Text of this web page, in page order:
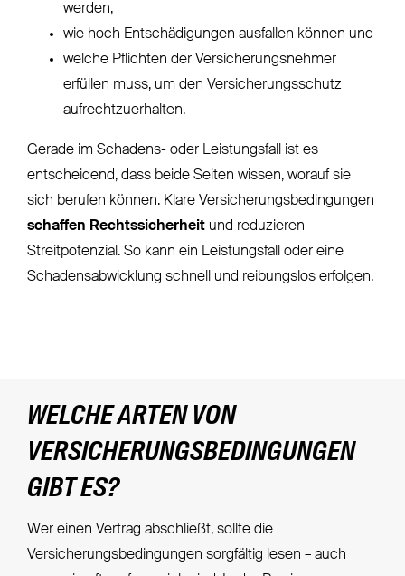
werden,
wie hoch Entschädigungen ausfallen können und
welche Pflichten der Versicherungsnehmer
erfüllen muss, um den Versicherungsschutz
aufrechtzuerhalten.
Gerade im Schadens- oder Leistungsfall ist es
entscheidend, dass beide Seiten wissen, worauf sie
sich berufen können. Klare Versicherungsbedingungen
schaffen Rechtssicherheitund reduzieren
Streitpotenzial. So kann ein Leistungsfall oder eine
Schadensabwicklung schnell und reibungslos erfolgen.
WELCHE ARTEN VON
VERSICHERUNGSBEDINGUNGEN
GIBT ES?
Wer einen Vertrag abschließt, sollte die
Versicherungsbedingungen sorgfältig lesen – auch